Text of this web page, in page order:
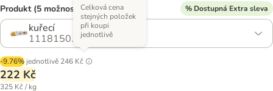
Produkt (5 možností) % Dostupná Extra sleva
kuřecí
1118150.1
-9.76% jednotlivě 246 Kč
Celková cena
stejných položek
při koupi
jednotlivě
222 Kč
325 Kč / kg